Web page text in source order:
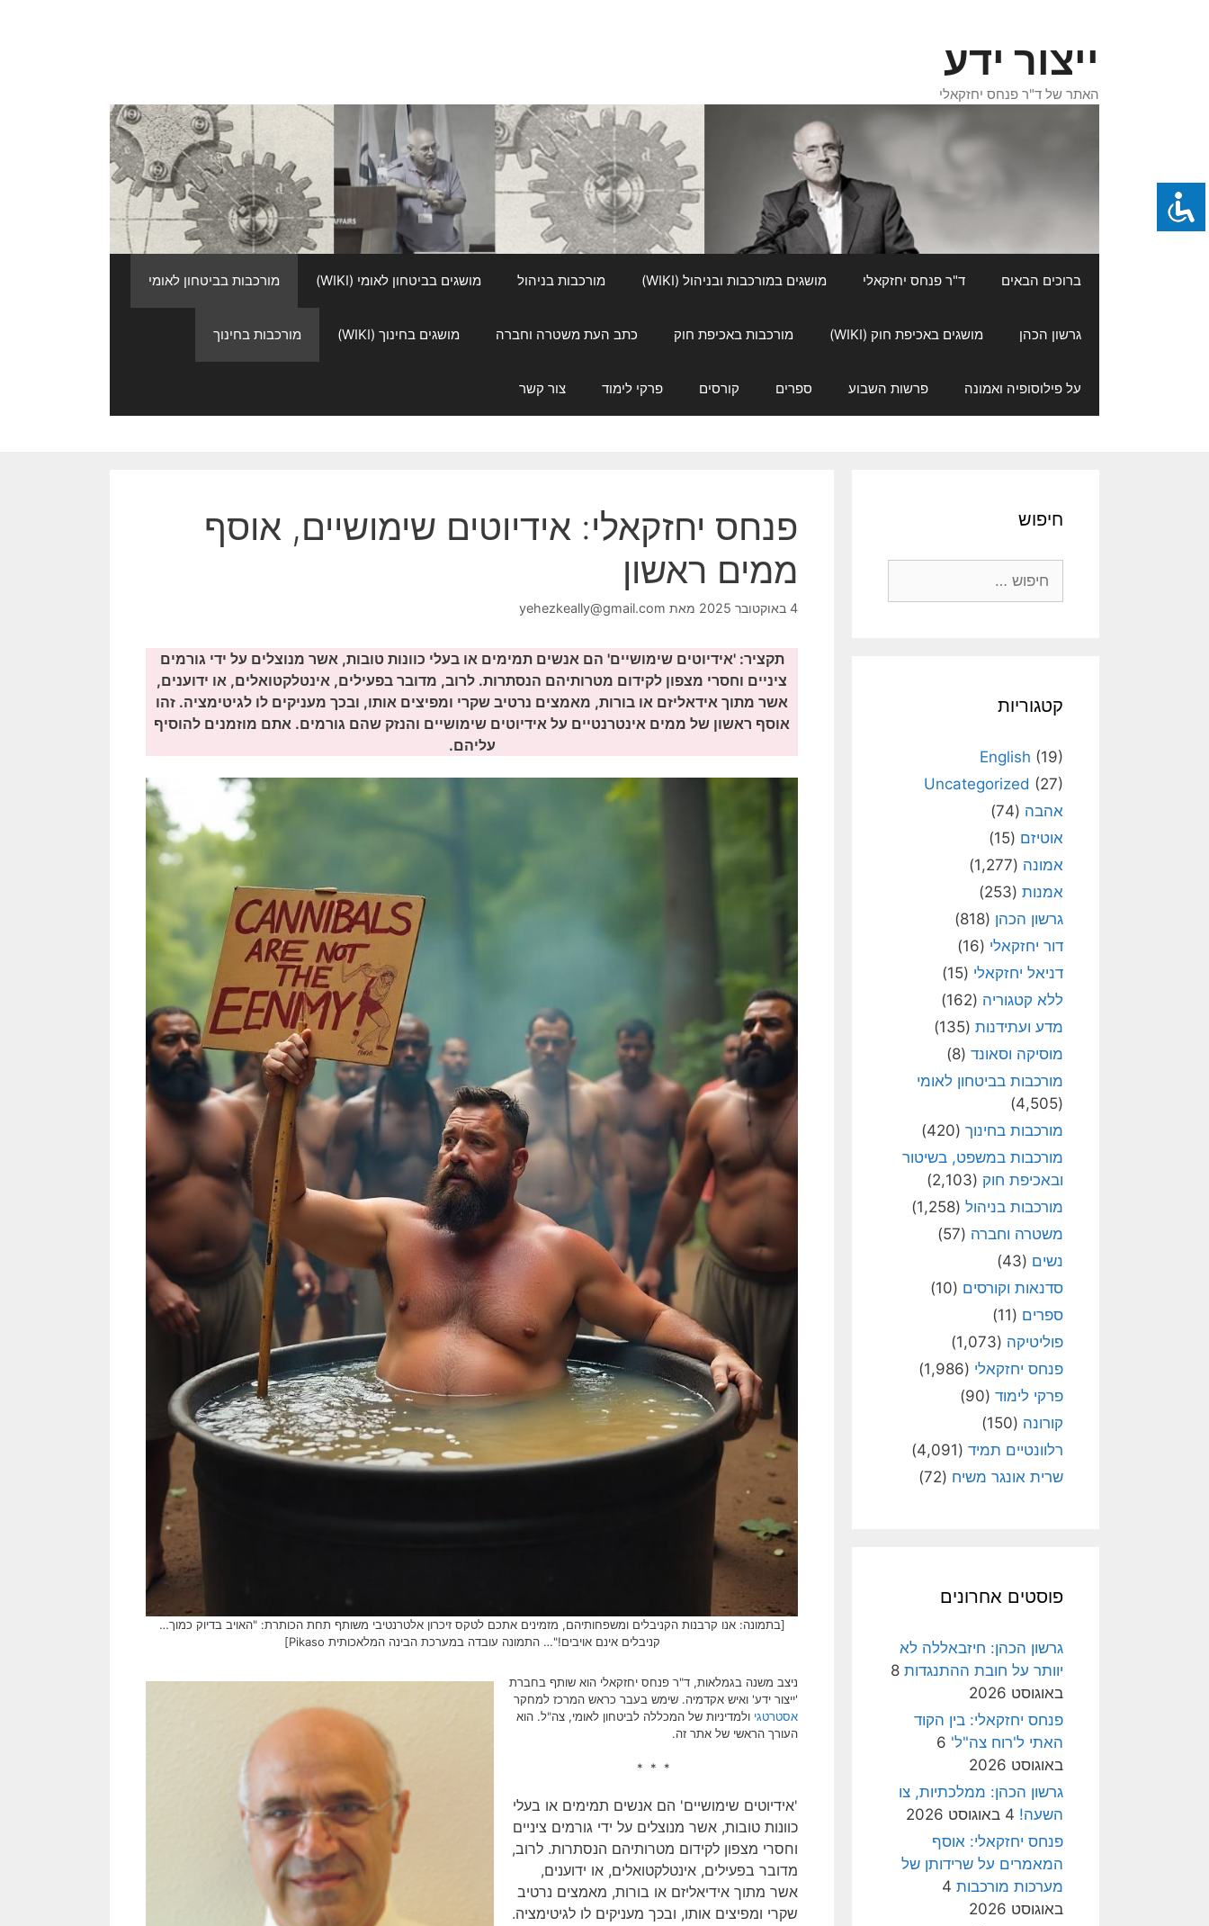
ייצור ידע
האתר של ד"ר פנחס יחזקאלי
ברוכים הבאים ד"ר פנחס יחזקאלי מושגים במורכבות ובניהול (WIKI) מורכבות בניהול מושגים בביטחון לאומי (WIKI) מורכבות בביטחון לאומי
גרשון הכהן מושגים באכיפת חוק (WIKI) מורכבות באכיפת חוק כתב העת משטרה וחברה מושגים בחינוך (WIKI) מורכבות בחינוך
על פילוסופיה ואמונה פרשות השבוע ספרים קורסים פרקי לימוד צור קשר
פנחס יחזקאלי: אידיוטים שימושיים, אוסף
ממים ראשון
4 באוקטובר 2025 מאת yehezkeally@gmail.com
תקציר: 'אידיוטים שימושיים' הם אנשים תמימים או בעלי כוונות טובות, אשר מנוצלים על ידי גורמים
ציניים וחסרי מצפון לקידום מטרותיהם הנסתרות. לרוב, מדובר בפעילים, אינטלקטואלים, או ידוענים,
אשר מתוך אידאליזם או בורות, מאמצים נרטיב שקרי ומפיצים אותו, ובכך מעניקים לו לגיטימציה. זהו
אוסף ראשון של ממים אינטרנטיים על אידיוטים שימושיים והנזק שהם גורמים. אתם מוזמנים להוסיף
עליהם.
[בתמונה: אנו קרבנות הקניבלים ומשפחותיהם, מזמינים אתכם לטקס זיכרון אלטרנטיבי משותף תחת הכותרת: "האויב בדיוק כמוך…
קניבלים אינם אויבים!"… התמונה עובדה במערכת הבינה המלאכותית Pikaso]
ניצב משנה בגמלאות, ד"ר פנחס יחזקאלי הוא שותף בחברת
'ייצור ידע' ואיש אקדמיה. שימש בעבר כראש המרכז למחקר
אסטרטגי ולמדיניות של המכללה לביטחון לאומי, צה"ל. הוא
העורך הראשי של אתר זה.
* * *
'אידיוטים שימושיים' הם אנשים תמימים או בעלי
כוונות טובות, אשר מנוצלים על ידי גורמים ציניים
וחסרי מצפון לקידום מטרותיהם הנסתרות. לרוב,
מדובר בפעילים, אינטלקטואלים, או ידוענים,
אשר מתוך אידיאליזם או בורות, מאמצים נרטיב
שקרי ומפיצים אותו, ובכך מעניקים לו לגיטימציה.
חיפוש
קטגוריות
English (19)
Uncategorized (27)
אהבה (74)
אוטיזם (15)
אמונה (1,277)
אמנות (253)
גרשון הכהן (818)
דור יחזקאלי (16)
דניאל יחזקאלי (15)
ללא קטגוריה (162)
מדע ועתידנות (135)
מוסיקה וסאונד (8)
מורכבות בביטחון לאומי
(4,505)
מורכבות בחינוך (420)
מורכבות במשפט, בשיטור
ובאכיפת חוק (2,103)
מורכבות בניהול (1,258)
משטרה וחברה (57)
נשים (43)
סדנאות וקורסים (10)
ספרים (11)
פוליטיקה (1,073)
פנחס יחזקאלי (1,986)
פרקי לימוד (90)
קורונה (150)
רלוונטיים תמיד (4,091)
שרית אונגר משיח (72)
פוסטים אחרונים
גרשון הכהן: חיזבאללה לא
יוותר על חובת ההתנגדות 8
באוגוסט 2026
פנחס יחזקאלי: בין הקוד
האתי ל'רוח צה"ל' 6
באוגוסט 2026
גרשון הכהן: ממלכתיות, צו
השעה! 4 באוגוסט 2026
פנחס יחזקאלי: אוסף
המאמרים על שרידותן של
מערכות מורכבות 4
באוגוסט 2026